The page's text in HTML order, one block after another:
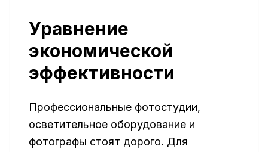
Уравнение
экономической
эффективности
Профессиональные фотостудии,
осветительное оборудование и
фотографы стоят дорого. Для